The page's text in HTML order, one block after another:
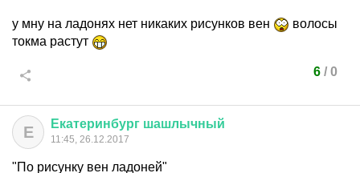
у мну на ладонях нет никаких рисунков вен
волосы
токма растут
6/ 0
Е Екатеринбург шашлычный
11:45, 26.12.2017
"По рисунку вен ладоней"